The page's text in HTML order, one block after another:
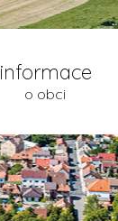
informace
o obci